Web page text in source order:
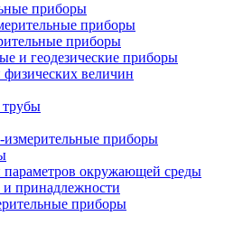
приборы
приборы
приборы
и геодезические приборы
величин
трубы
измерительные приборы
параметров окружающей среды
принадлежности
приборы